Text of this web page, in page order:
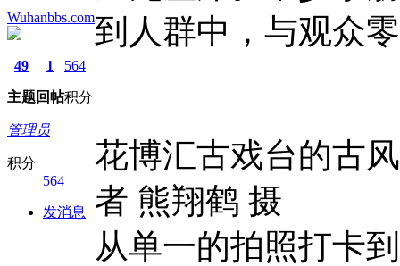
Wuhanbbs.com
49
主题
1
回帖
564
积分
管理员
积分
564
发消息
到人群中，与观众
花博汇古戏台的古
者 熊翔鹤 摄
从单一的拍照打卡